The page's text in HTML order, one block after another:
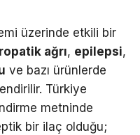
üzerinde etkili bir
ağrı, epilepsi,
ve bazı ürünlerde
Türkiye
metninde
bir ilaç olduğu;